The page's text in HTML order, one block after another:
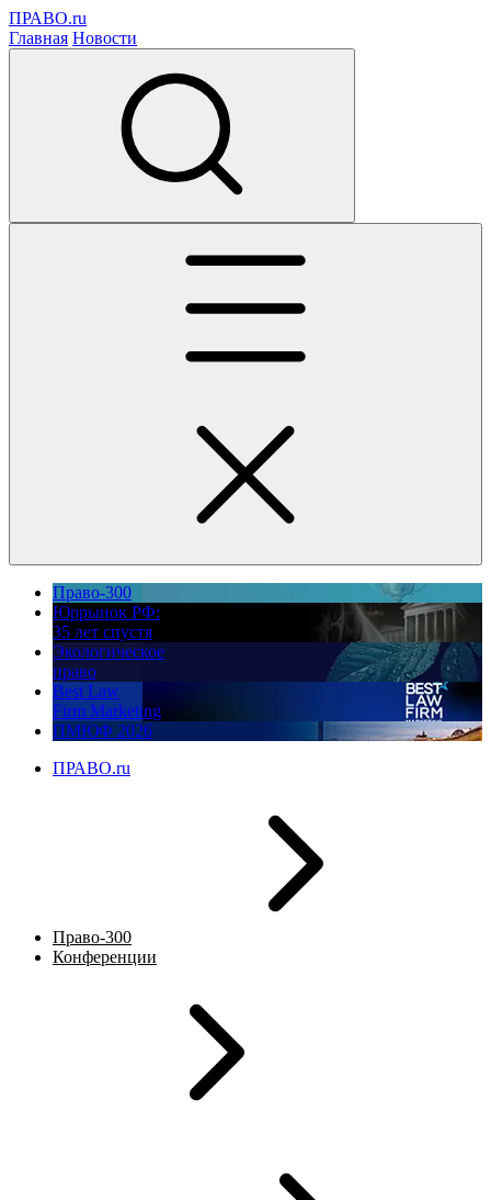
ПРАВО.ru
Главная Новости
Право-300
Юррынок РФ:
35 лет спустя
Экологическое
право
Best Law
Firm Marketing
ПМЮФ 2026
ПРАВО.ru
Право-300
Конференции